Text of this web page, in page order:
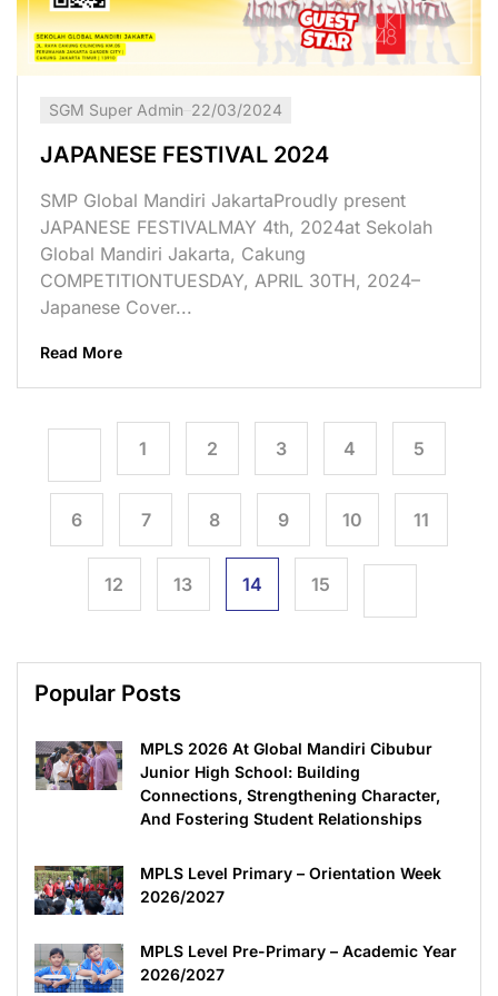
SGM Super Admin 22/03/2024
JAPANESE FESTIVAL 2024
SMP Global Mandiri JakartaProudly present
JAPANESE FESTIVALMAY 4th, 2024at Sekolah
Global Mandiri Jakarta, Cakung
COMPETITIONTUESDAY, APRIL 30TH, 2024–
Japanese Cover...
Read More
1 2 3 4 5
6 7 8 9 10 11
12 13 14 15
Popular Posts
MPLS 2026 At Global Mandiri Cibubur
Junior High School: Building
Connections, Strengthening Character,
And Fostering Student Relationships
MPLS Level Primary – Orientation Week
2026/2027
MPLS Level Pre-Primary – Academic Year
2026/2027